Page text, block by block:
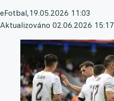
eFotbal,19.05.2026 11:03
Aktualizováno 02.06.2026 15:17